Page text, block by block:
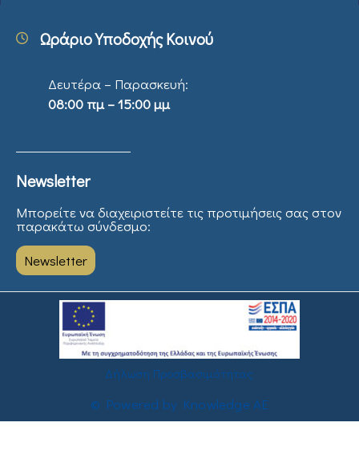
Ωράριο Υποδοχής Κοινού
Δευτέρα – Παρασκευή:
08:00 πμ – 15:00 μμ
Newsletter
Μπορείτε να διαχειριστείτε τις προτιμήσεις σας στον
παρακάτω σύνδεσμο:
Newsletter
Δήλωση Προσβασιμότητας
© Powered by Knowledge AE